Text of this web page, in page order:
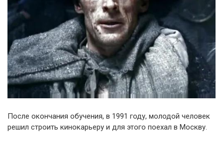
После окончания обучения, в 1991 году, молодой человек
решил строить кинокарьеру и для этого поехал в Москву.